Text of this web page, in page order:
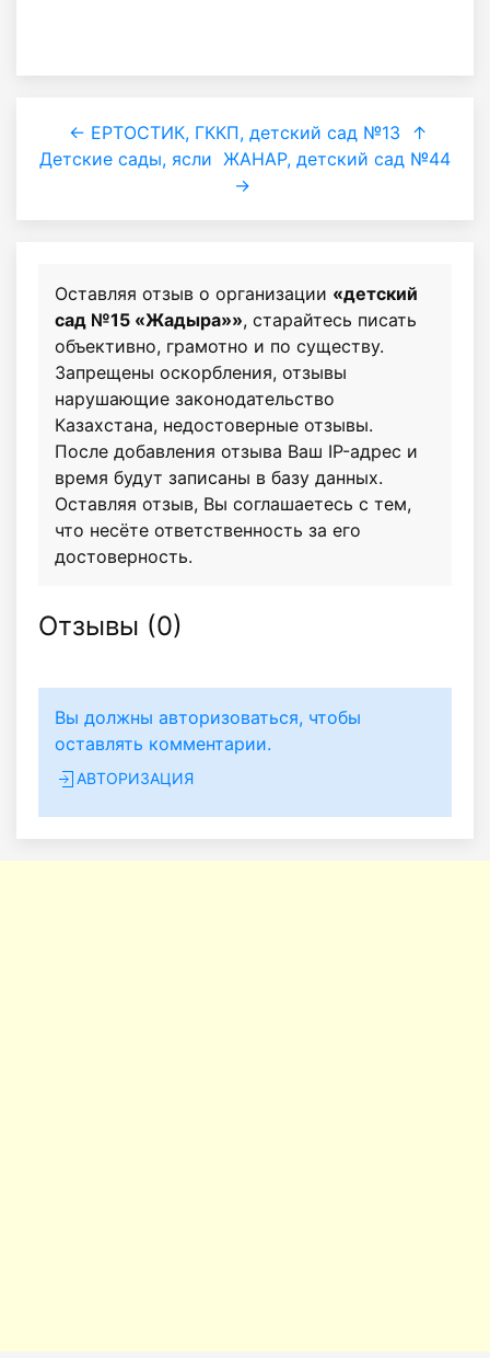
← ЕРТОСТИК, ГККП, детский сад №13
↑
Детские сады, ясли ЖАНАР, детский сад №44
→
Оставляя отзыв о организации «детский
сад №15 «Жадыра»», старайтесь писать
объективно, грамотно и по существу.
Запрещены оскорбления, отзывы
нарушающие законодательство
Казахстана, недостоверные отзывы.
После добавления отзыва Ваш IP-адрес и
время будут записаны в базу данных.
Оставляя отзыв, Вы соглашаетесь с тем,
что несёте ответственность за его
достоверность.
Отзывы (0)
Вы должны авторизоваться, чтобы
оставлять комментарии.
АВТОРИЗАЦИЯ